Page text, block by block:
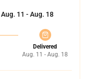
Aug. 11 - Aug. 18
Delivered
Aug. 11 - Aug. 18